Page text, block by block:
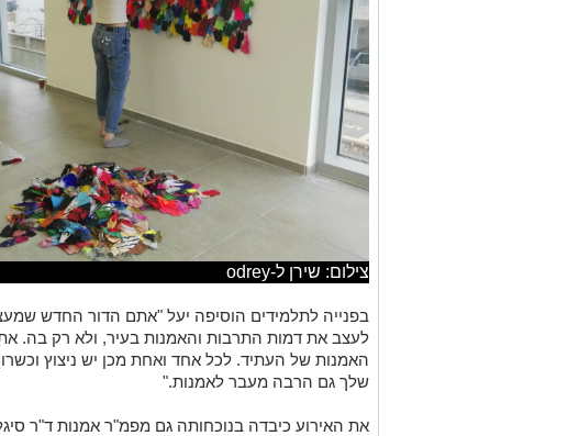
צילום: שירן ל-odrey
בפנייה לתלמידים הוסיפה יעל "אתם הדור החדש
לעצב את דמות התרבות והאמנות בעיר, ולא רק בה.
האמנות של העתיד. לכל אחד ואחת מכן יש ניצוץ
שלך גם הרבה מעבר לאמנות."
את האירוע כיבדה בנוכחותה גם מפמ"ר אמנות ד"ר